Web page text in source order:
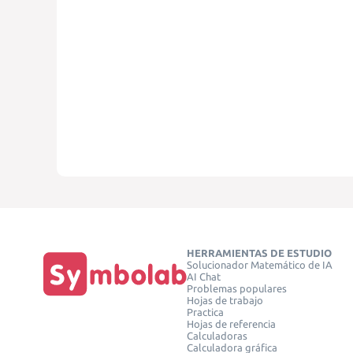
HERRAMIENTAS DE ESTUDIO
Solucionador Matemático de IA
AI Chat
Problemas populares
Hojas de trabajo
Practica
Hojas de referencia
Calculadoras
Calculadora gráfica